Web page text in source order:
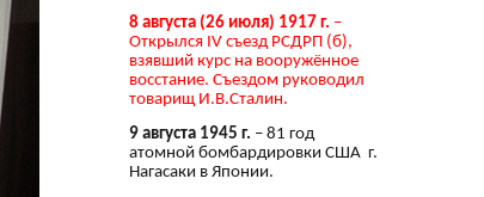
8 августа (26 июля) 1917 г. –
Открылся IV съезд РСДРП (б),
взявший курс на вооружённое
восстание. Съездом руководил
товарищ И.В.Сталин.
9 августа 1945 г. – 81 год
атомной бомбардировки США г.
Нагасаки в Японии.